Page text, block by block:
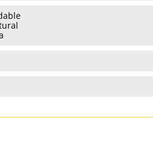
de deseos.